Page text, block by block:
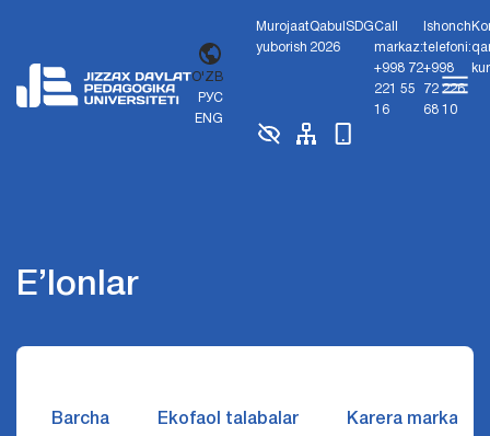
O'ZB
РУС
ENG
Murojaat
yuborish
Qabul
2026
SDGCall
markaz:
+998 72
221 55
16
Ishonch
telefoni:
+998
72 226
68 10
E’lonlar
Barcha Ekofaol talabalar Karera markazi